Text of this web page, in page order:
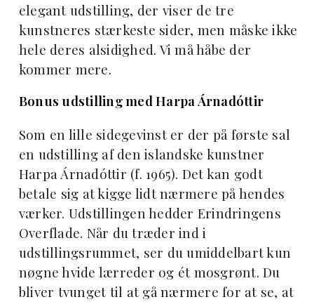
elegant udstilling, der viser de tre
kunstneres stærkeste sider, men måske ikke
hele deres alsidighed. Vi må håbe der
kommer mere.
Bonus udstilling med Harpa Árnadóttir
Som en lille sidegevinst er der på første sal
en udstilling af den islandske kunstner
Harpa Árnadóttir (f. 1965). Det kan godt
betale sig at kigge lidt nærmere på hendes
værker. Udstillingen hedder Erindringens
Overflade. Når du træder ind i
udstillingsrummet, ser du umiddelbart kun
nøgne hvide lærreder og ét mosgrønt. Du
bliver tvunget til at gå nærmere for at se, at